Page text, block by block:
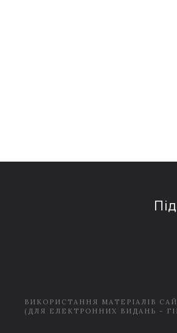
ВИКОРИСТАННЯ МАТЕРІАЛІВ
(ДЛЯ ЕЛЕКТРОННИХ ВИДАНЬ -